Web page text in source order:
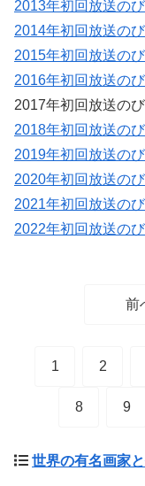
2013年初回放送の
2014年初回放送の
2015年初回放送の
2016年初回放送の
2017年初回放送の
2018年初回放送の
2019年初回放送の
2020年初回放送の
2021年初回放送の
2022年初回放送の
前
1 2
8 9
世界の有名画家